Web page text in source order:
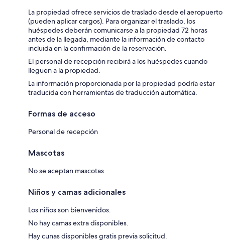
La propiedad ofrece servicios de traslado desde el aeropuerto
(pueden aplicar cargos). Para organizar el traslado, los
huéspedes deberán comunicarse a la propiedad 72 horas
antes de la llegada, mediante la información de contacto
incluida en la confirmación de la reservación.
El personal de recepción recibirá a los huéspedes cuando
lleguen a la propiedad.
La información proporcionada por la propiedad podría estar
traducida con herramientas de traducción automática.
Formas de acceso
Personal de recepción
Mascotas
No se aceptan mascotas
Niños y camas adicionales
Los niños son bienvenidos.
No hay camas extra disponibles.
Hay cunas disponibles gratis previa solicitud.